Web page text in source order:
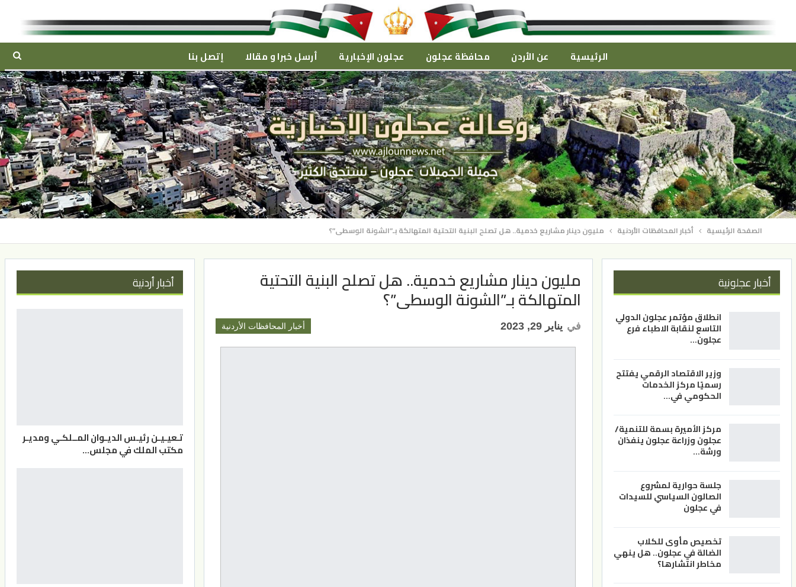
الرئيسية عن الأردن محافظة عجلون عجلون الإخبارية أرسل خبرا و مقالا إتصل بنا
الصفحة الرئيسية أخبار المحافظات الأردنية مليون دينار مشاريع خدمية.. هل تصلح البنية التحتية المتهالكة بـ”الشونة الوسطى”؟
مليون دينار مشاريع خدمية.. هل تصلح البنية التحتية
المتهالكة بـ”الشونة الوسطى”؟
أخبار المحافظات الأردنية في يناير 29, 2023
أخبار عجلونية
انطلاق مؤتمر عجلون الدولي
التاسع لنقابة الاطباء فرع
عجلون…
وزير الاقتصاد الرقمي يفتتح
رسميًا مركز الخدمات
الحكومي في…
مركز الأميرة بسمة للتنمية/
عجلون وزراعة عجلون ينفذان
ورشة…
جلسة حوارية لمشروع
الصالون السياسي للسيدات
في عجلون
تخصيص مأوى للكلاب
الضالة في عجلون.. هل ينهي
مخاطر انتشارها؟
أخبار أردنية
تـعيـيـن رئيـس الديـوان المــلكـي ومديـر
مكتب الملك في مجلس…